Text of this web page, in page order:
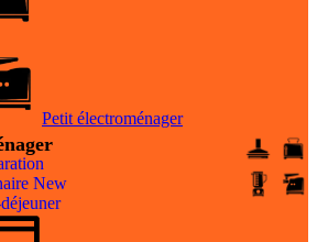
Petit électroménager
New